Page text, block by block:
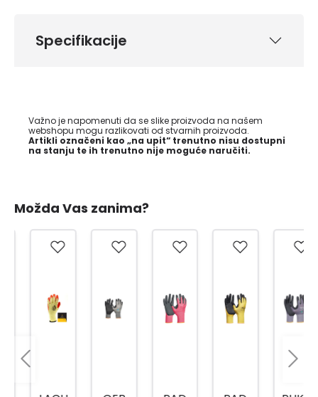
Specifikacije
Važno je napomenuti da se slike proizvoda na našem
webshopu mogu razlikovati od stvarnih proizvoda.
Artikli označeni kao „na upit“ trenutno nisu dostupni
na stanju te ih trenutno nije moguće naručiti.
Možda Vas zanima?